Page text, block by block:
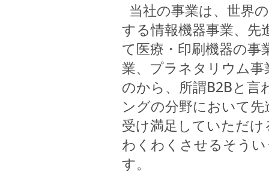
当社の事業は、世界
する情報機器事業、
て医療・印刷機器の事
業、プラネタリウム
のから、所謂B2Bと
ングの分野において
受け満足していただ
わくわくさせるそう
す。